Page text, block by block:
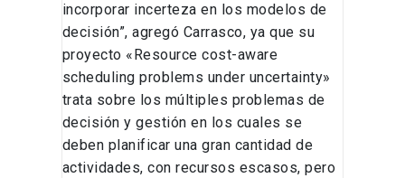
incorporar incerteza en los modelos de
decisión”, agregó Carrasco, ya que su
proyecto «Resource cost-aware
scheduling problems under uncertainty»
trata sobre los múltiples problemas de
decisión y gestión en los cuales se
deben planificar una gran cantidad de
actividades, con recursos escasos, pero